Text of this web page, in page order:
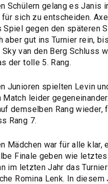
Schülern gelang es Janis
für sich zu entscheiden.
Spiel gegen den späteren
aber gut ins Turnier rein,
Sky van den Berg Schluss
der tolle 5. Rang.
Junioren spielten Levin
Match leider
demselben Rang wieder,
Rang 7.
Mädchen war für alle klar,
Finale geben wie letztes
im letzten Jahr das
Romina Lenk. In diesem